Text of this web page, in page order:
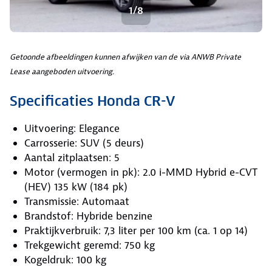
1/8
Getoonde afbeeldingen kunnen afwijken van de via ANWB Private
Lease aangeboden uitvoering.
Specificaties Honda CR-V
Uitvoering: Elegance
Carrosserie: SUV (5 deurs)
Aantal zitplaatsen: 5
Motor (vermogen in pk): 2.0 i-MMD Hybrid e-CVT
(HEV) 135 kW (184 pk)
Transmissie: Automaat
Brandstof: Hybride benzine
Praktijkverbruik: 7,3 liter per 100 km (ca. 1 op 14)
Trekgewicht geremd: 750 kg
Kogeldruk: 100 kg